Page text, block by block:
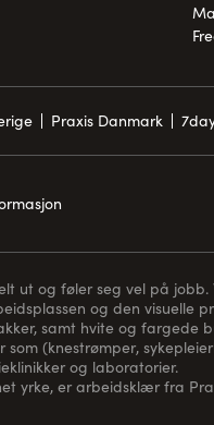
Praxis Danmark
ut og føler seg vel på
og den visuelle
samt hvite og fargede
som (knestrømper,
og laboratorier.
yrke, er arbeidsklær fra